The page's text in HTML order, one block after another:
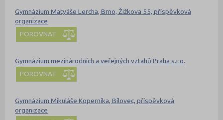
Gymnázium Matyáše Lercha, Brno, Žižkova 55, příspěvková
organizace
POROVNAT
Gymnázium mezinárodních a veřejných vztahů Praha s.r.o.
POROVNAT
Gymnázium Mikuláše Koperníka, Bílovec, příspěvková
organizace